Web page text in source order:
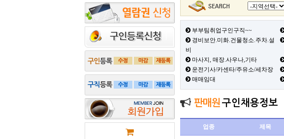
부부팀취업구인구직~~
경비보안.미화.건물청소.주차.설
비
마사지, 매장.사우나,기타
운전기사/카센타/주유소/세차장
매매임대
판매원 구인채용정보
업종 제목